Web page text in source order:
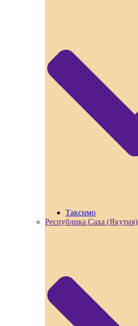
Таксимо
Республика Саха (Якутия)